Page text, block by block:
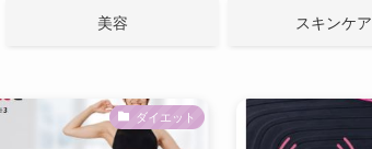
美容 スキンケア
ダイエット